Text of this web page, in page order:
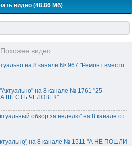
видео (48.86 Мб)
Похожее видео
на 8 канале № 967 "Ремонт вместо
на 8 канале № 1761 "25
ШЕСТЬ ЧЕЛОВЕК"
обзор за неделю" на 8 канале от
на 8 канале № 1511 "А НЕ ПОШЛИ